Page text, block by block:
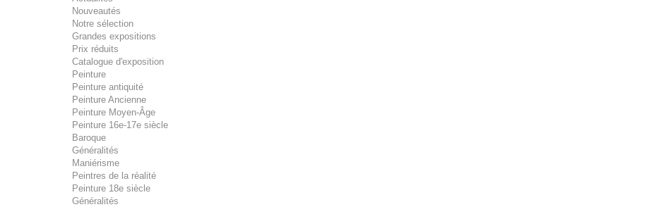
Nouveautés
Notre sélection
Grandes expositions
Prix réduits
Catalogue d'exposition
Peinture
Peinture antiquité
Peinture Ancienne
Peinture Moyen-Âge
Peinture 16e-17e siècle
Baroque
Généralités
Maniérisme
Peintres de la réalité
Peinture 18e siècle
Généralités